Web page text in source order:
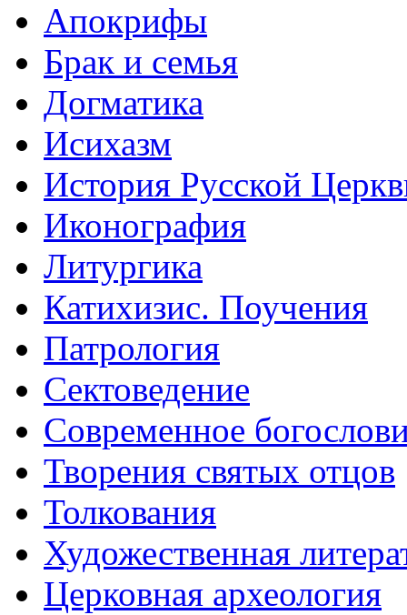
Апокрифы
Брак и семья
Догматика
Исихазм
История Русской
Иконография
Литургика
Катихизис. Поучения
Патрология
Сектоведение
Современное
Творения святых отцов
Толкования
Художественная
Церковная археология